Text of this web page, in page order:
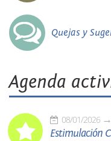
Quejas y
Agenda
08/01/2026
Estimulación